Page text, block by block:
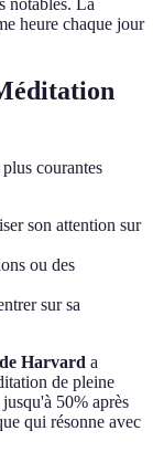
notables. La
heure chaque jour
courantes
son attention sur
ou des
sur sa
Harvard a
de pleine
50% après
qui résonne avec